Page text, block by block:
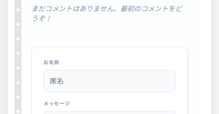
まだコメントはありません。最初のコメントをど
うぞ！
お名前
メッセージ